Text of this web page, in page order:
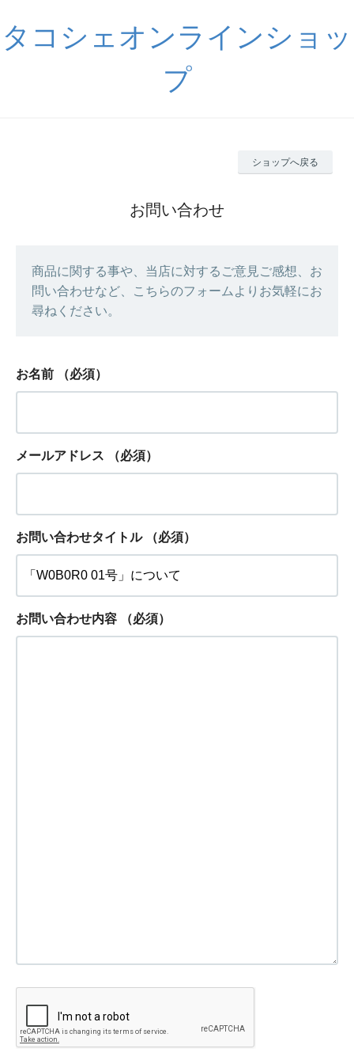
タコシェオンラインショッ
プ
ショップへ戻る
お問い合わせ
商品に関する事や、当店に対するご意見ご感想、お
問い合わせなど、こちらのフォームよりお気軽にお
尋ねください。
お名前 （必須）
メールアドレス （必須）
お問い合わせタイトル （必須）
お問い合わせ内容 （必須）